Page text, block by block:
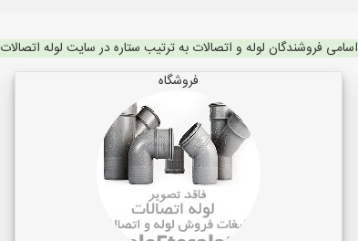
اسامی فروشندگان لوله و اتصالات به ترتیب ستاره در سایت لوله اتصالات
فروشگاه